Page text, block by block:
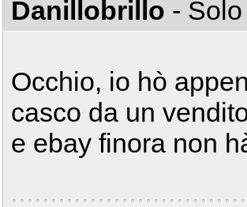
Danillobrillo -
Occhio, io hò
casco da un
e ebay finora non